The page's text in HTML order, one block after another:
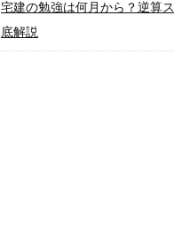
宅建の勉強は何月から？逆算
底解説